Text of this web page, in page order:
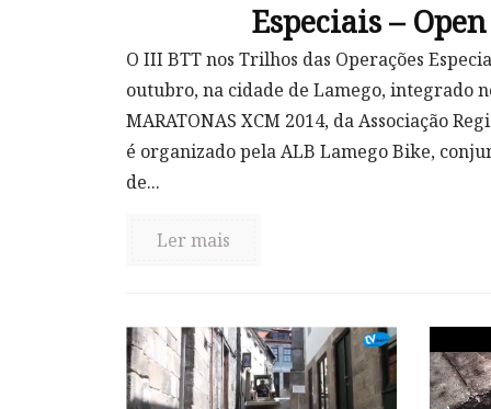
Especiais – Open
O III BTT nos Trilhos das Operações
outubro, na cidade de Lamego, integrado
MARATONAS XCM 2014, da Associação
é organizado pela ALB Lamego Bike,
de...
Ler mais